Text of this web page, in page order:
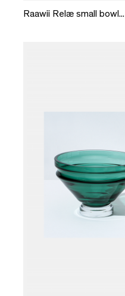
Raawii Relæ small bowl...